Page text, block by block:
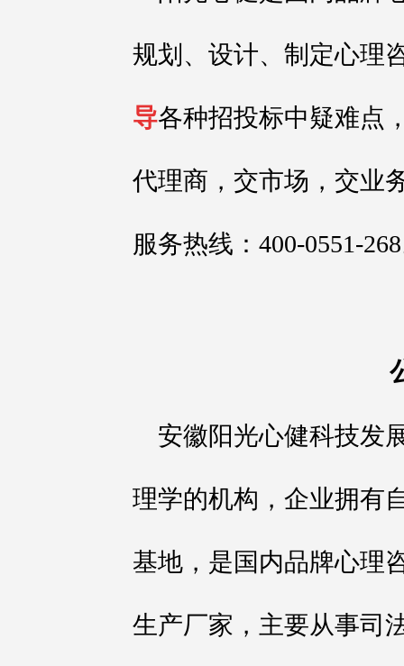
规划、设计、制定心理
导各种招投标中疑难点
代理商，交市场，交业
服务热线：400-0551-
安徽阳光心健科技发
理学的机构，企业拥有
基地，是国内品牌心理
生产厂家，主要从事司